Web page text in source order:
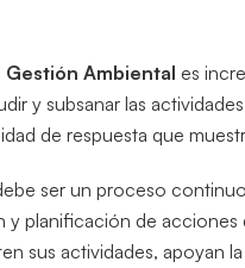
Gestión Ambiental es
y subsanar las
de respuesta que
ser un proceso
y planificación de
sus actividades, apoyan